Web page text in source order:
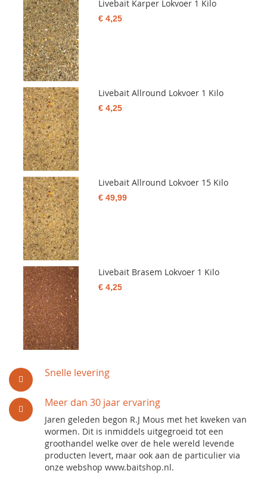
Snelle levering
Meer dan 30 jaar ervaring
Jaren geleden begon R.J Mous met het kweken van
wormen. Dit is inmiddels uitgegroeid tot een
groothandel welke over de hele wereld levende
producten levert, maar ook aan de particulier via
onze webshop www.baitshop.nl.
Livebait Karper Lokvoer 1 Kilo
€ 4,25
Livebait Allround Lokvoer 1 Kilo
€ 4,25
Livebait Allround Lokvoer 15 Kilo
€ 49,99
Livebait Brasem Lokvoer 1 Kilo
€ 4,25